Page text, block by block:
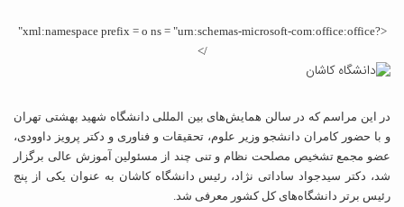
<?xml:namespace prefix = o ns = "urn:schemas-microsoft-com:office:office"
این مراسم که در سالن همایش‌های بین المللی دانشگاه شهید بهشتی تهران
با حضور کامران دانشجو وزیر علوم، تحقیقات و فناوری و دکتر پرویز داوودی،
مجمع تشخیص مصلحت نظام و تنی چند از مسئولین آموزش عالی برگزار
دکتر سیدجواد ساداتی نژاد، رئیس دانشگاه کاشان به عنوان یکی از پنج
برتر دانشگاه‌های کل کشور معرفی شد.